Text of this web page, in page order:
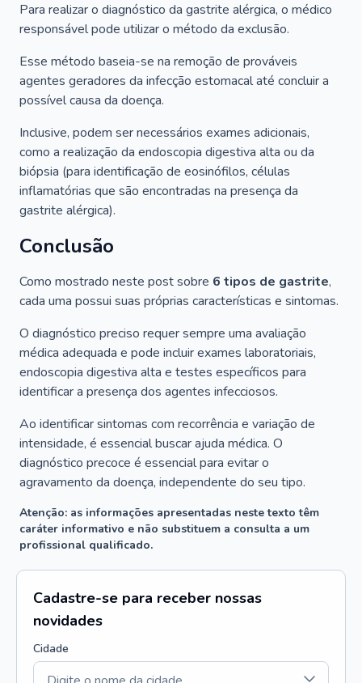
Para realizar o diagnóstico da gastrite alérgica, o médico
responsável pode utilizar o método da exclusão.
Esse método baseia-se na remoção de prováveis
agentes geradores da infecção estomacal até concluir a
possível causa da doença.
Inclusive, podem ser necessários exames adicionais,
como a realização da endoscopia digestiva alta ou da
biópsia (para identificação de eosinófilos, células
inflamatórias que são encontradas na presença da
gastrite alérgica).
Conclusão
Como mostrado neste post sobre 6 tipos de gastrite,
cada uma possui suas próprias características e sintomas.
O diagnóstico preciso requer sempre uma avaliação
médica adequada e pode incluir exames laboratoriais,
endoscopia digestiva alta e testes específicos para
identificar a presença dos agentes infecciosos.
Ao identificar sintomas com recorrência e variação de
intensidade, é essencial buscar ajuda médica. O
diagnóstico precoce é essencial para evitar o
agravamento da doença, independente do seu tipo.
Atenção: as informações apresentadas neste texto têm
caráter informativo e não substituem a consulta a um
profissional qualificado.
Cadastre-se para receber nossas
novidades
Cidade